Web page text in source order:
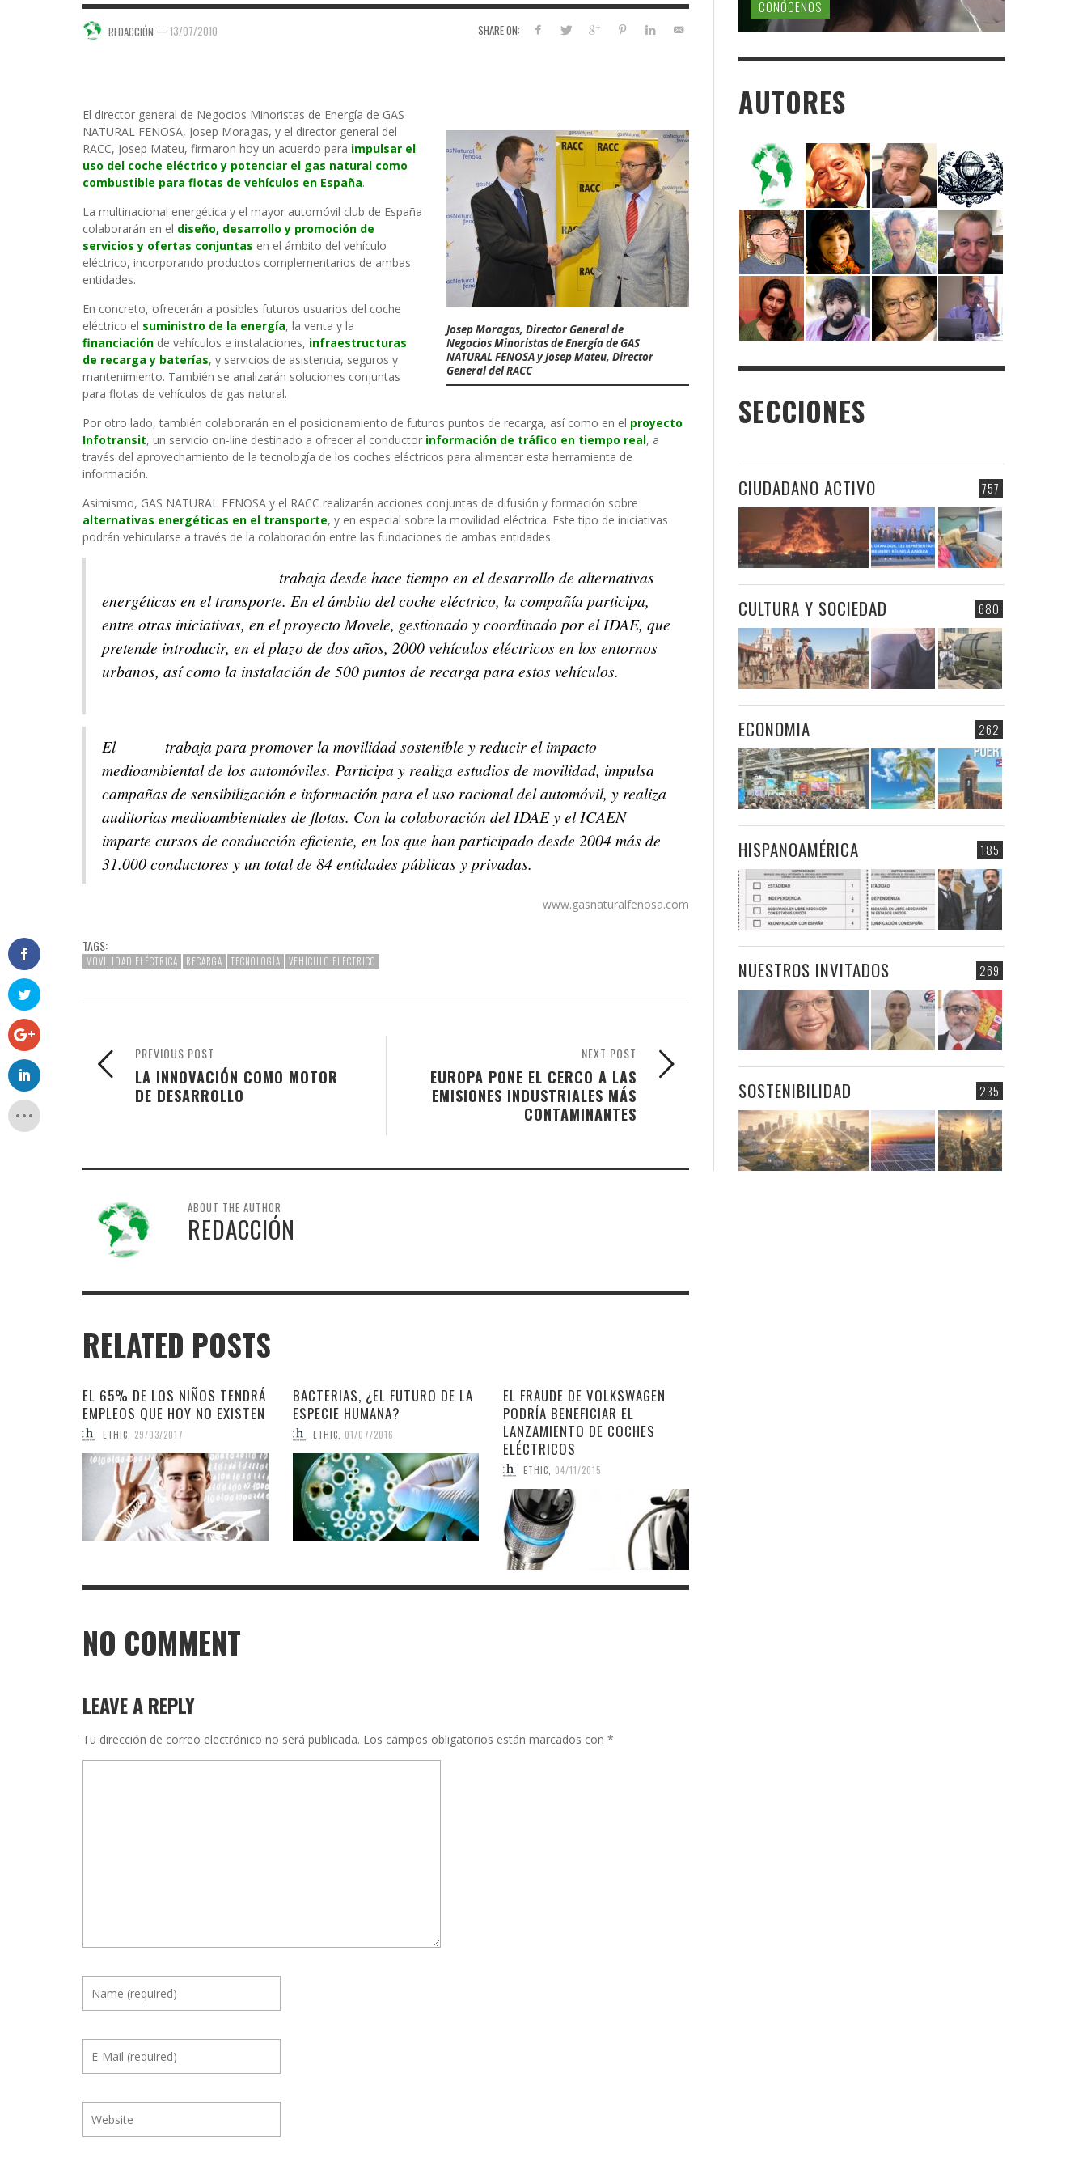
SHARE ON:
REDACCIÓN — 13/07/2010
Josep Moragas, Director General de
Negocios Minoristas de Energía de GAS
NATURAL FENOSA y Josep Mateu, Director
General del RACC
El director general de Negocios Minoristas de Energía de GAS
NATURAL FENOSA, Josep Moragas, y el director general del
RACC, Josep Mateu, firmaron hoy un acuerdo para impulsar el
uso del coche eléctrico y potenciar el gas natural como
combustible para flotas de vehículos en España.
La multinacional energética y el mayor automóvil club de España
colaborarán en el diseño, desarrollo y promoción de
servicios y ofertas conjuntas en el ámbito del vehículo
eléctrico, incorporando productos complementarios de ambas
entidades.
En concreto, ofrecerán a posibles futuros usuarios del coche
eléctrico el suministro de la energía, la venta y la
financiación de vehículos e instalaciones, infraestructuras
de recarga y baterías, y servicios de asistencia, seguros y
mantenimiento. También se analizarán soluciones conjuntas
para flotas de vehículos de gas natural.
Por otro lado, también colaborarán en el posicionamiento de futuros puntos de recarga, así como en el proyecto
Infotransit, un servicio on-line destinado a ofrecer al conductor información de tráfico en tiempo real, a
través del aprovechamiento de la tecnología de los coches eléctricos para alimentar esta herramienta de
información.
Asimismo, GAS NATURAL FENOSA y el RACC realizarán acciones conjuntas de difusión y formación sobre
alternativas energéticas en el transporte, y en especial sobre la movilidad eléctrica. Este tipo de iniciativas
podrán vehicularse a través de la colaboración entre las fundaciones de ambas entidades.
trabaja desde hace tiempo en el desarrollo de alternativas
energéticas en el transporte. En el ámbito del coche eléctrico, la compañía participa,
entre otras iniciativas, en el proyecto Movele, gestionado y coordinado por el IDAE, que
pretende introducir, en el plazo de dos años, 2000 vehículos eléctricos en los entornos
urbanos, así como la instalación de 500 puntos de recarga para estos vehículos.
El
trabaja para promover la movilidad sostenible y reducir el impacto
medioambiental de los automóviles. Participa y realiza estudios de movilidad, impulsa
campañas de sensibilización e información para el uso racional del automóvil, y realiza
auditorias medioambientales de flotas. Con la colaboración del IDAE y el ICAEN
imparte cursos de conducción eficiente, en los que han participado desde 2004 más de
31.000 conductores y un total de 84 entidades públicas y privadas.
www.gasnaturalfenosa.com
TAGS:
MOVILIDAD ELÉCTRICA RECARGA TECNOLOGÍA VEHÍCULO ELÉCTRICO
NEXT POST
EUROPA PONE EL CERCO A LAS
EMISIONES INDUSTRIALES MÁS
CONTAMINANTES
PREVIOUS POST
LA INNOVACIÓN COMO MOTOR
DE DESARROLLO
ABOUT THE AUTHOR
REDACCIÓN
RELATED POSTS
EL 65% DE LOS NIÑOS TENDRÁ
EMPLEOS QUE HOY NO EXISTEN
ETHIC 29/03/2017
BACTERIAS, ¿EL FUTURO DE LA
ESPECIE HUMANA?
ETHIC 01/07/2016
EL FRAUDE DE VOLKSWAGEN
PODRÍA BENEFICIAR EL
LANZAMIENTO DE COCHES
ELÉCTRICOS
ETHIC 04/11/2015
NO COMMENT
LEAVE A REPLY
Tu dirección de correo electrónico no será publicada. Los campos obligatorios están marcados con *
CONÓCENOS
AUTORES
SECCIONES
757
CIUDADANO ACTIVO
680
CULTURA Y SOCIEDAD
262
ECONOMIA
185
HISPANOAMÉRICA
269
NUESTROS INVITADOS
235
SOSTENIBILIDAD